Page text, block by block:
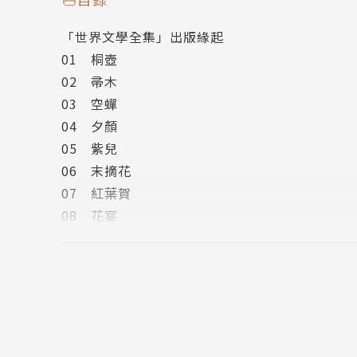
代女子多半是沒有地位的，因此原書中所有女子
敘述特徵所加上的。作者紫式部的真實姓名也沒
是作者父親的官職名。據傳她出身貴族文人世家
後開始創作《源氏物語》。主要作品有長篇小說
世界最早的長篇小說，對往後日本文學之影響極
譯者簡介
豐子愷（1898年11月9日－1975年9月15日），
「世界文學全集」出版緣起
01 桐壺
02 帚木
03 空蟬
04 夕顏
05 紫兒
06 末摘花
07 紅葉賀
08 花宴